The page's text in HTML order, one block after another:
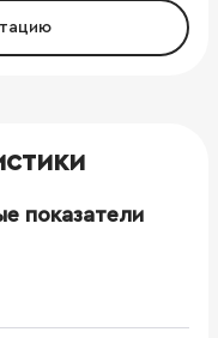
показатели